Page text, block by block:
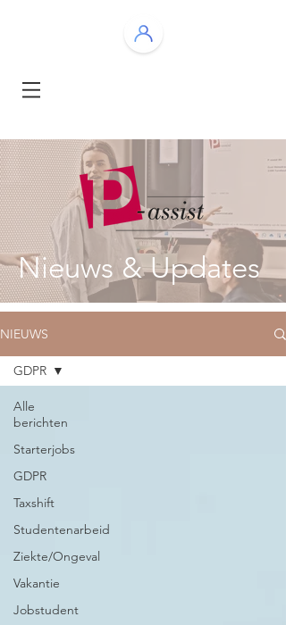
Nieuws & Updates
NIEUWS
Alle
berichten
Starterjobs
GDPR
Taxshift
Studentenarbeid
Ziekte/Ongeval
Vakantie
Jobstudent
GDPR